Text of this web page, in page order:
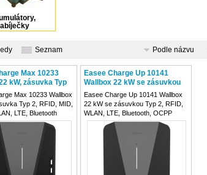
Seznam Podle názvu
Max 10233
kW, zásuvka Typ
OCPP, WLAN,
Max 10233 Wallbox
Typ 2, RFID, MID,
LTE, Bluetooth
Charge Max
výkonné a inteligentní
domácí i profesionální
Nabízí
až 22
Easee Charge Up 10141
Wallbox 22 kW se zásuvkou
Typ 2, RFID, WLAN, LTE,
Bluetooth, OCPP
Easee Charge Up 10141 Wallbox
22 kW se zásuvkou Typ 2, RFID,
WLAN, LTE, Bluetooth, OCPP
Easee Charge Up 10141 je
kompaktní a inteligentní wallbox
určený pro domácí nabíjení
elektromobilů Podporuje nabíjení
až 22 kW a automaticky